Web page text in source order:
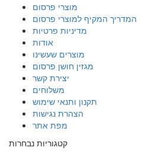
מוצרי פרסום
המדריך המקיף למוצרי פרסום
מדיניות פרטיות
אודות
מוצרים שעשינו
מגזין חושן פרסום
יצירת קשר
משלוחים
תקנון ותנאי שימוש
הצהרת נגישות
מפת אתר
קטגוריות נבחרות